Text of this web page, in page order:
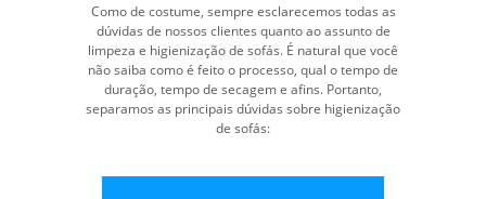
Como de costume, sempre esclarecemos todas as
dúvidas de nossos clientes quanto ao assunto de
limpeza e higienização de sofás. É natural que você
não saiba como é feito o processo, qual o tempo de
duração, tempo de secagem e afins. Portanto,
separamos as principais dúvidas sobre higienização
de sofás: